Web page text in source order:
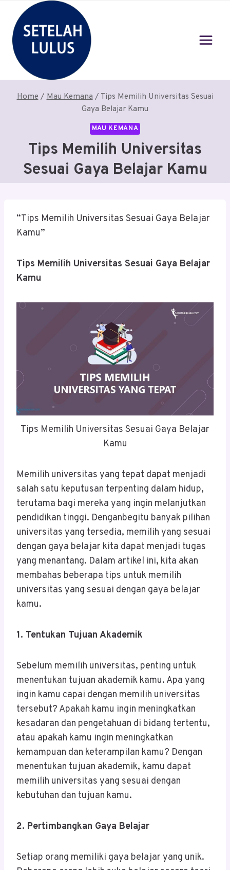
content
Home / Mau Kemana / Tips Memilih Universitas Sesuai
Gaya Belajar Kamu
MAU KEMANA
Tips Memilih Universitas
Sesuai Gaya Belajar Kamu
“Tips Memilih Universitas Sesuai Gaya Belajar
Kamu”
Tips Memilih Universitas Sesuai Gaya Belajar
Kamu
Tips Memilih Universitas Sesuai Gaya Belajar
Kamu
Memilih universitas yang tepat dapat menjadi
salah satu keputusan terpenting dalam hidup,
terutama bagi mereka yang ingin melanjutkan
pendidikan tinggi. Denganbegitu banyak pilihan
universitas yang tersedia, memilih yang sesuai
dengan gaya belajar kita dapat menjadi tugas
yang menantang. Dalam artikel ini, kita akan
membahas beberapa tips untuk memilih
universitas yang sesuai dengan gaya belajar
kamu.
1. Tentukan Tujuan Akademik
Sebelum memilih universitas, penting untuk
menentukan tujuan akademik kamu. Apa yang
ingin kamu capai dengan memilih universitas
tersebut? Apakah kamu ingin meningkatkan
kesadaran dan pengetahuan di bidang tertentu,
atau apakah kamu ingin meningkatkan
kemampuan dan keterampilan kamu? Dengan
menentukan tujuan akademik, kamu dapat
memilih universitas yang sesuai dengan
kebutuhan dan tujuan kamu.
2. Pertimbangkan Gaya Belajar
Setiap orang memiliki gaya belajar yang unik.